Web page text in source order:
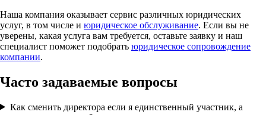
Наша компания оказывает сервис различных юридических
услуг, в том числе и юридическое обслуживание. Если вы не
уверены, какая услуга вам требуется, оставьте заявку и наш
специалист поможет подобрать юридическое сопровождение
компании.
Часто задаваемые вопросы
Как сменить директора если я единственный участник, а